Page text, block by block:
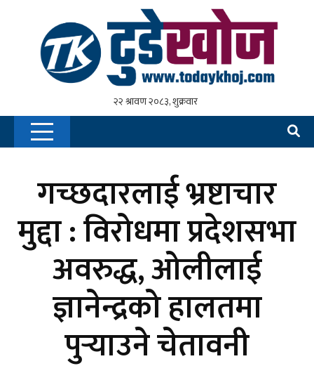
गच्छदारलाई भ्रष्टाचार
मुद्दा : विरोधमा प्रदेशसभा
अवरुद्ध, ओलीलाई
ज्ञानेन्द्रको हालतमा
पुर्‍याउने चेतावनी